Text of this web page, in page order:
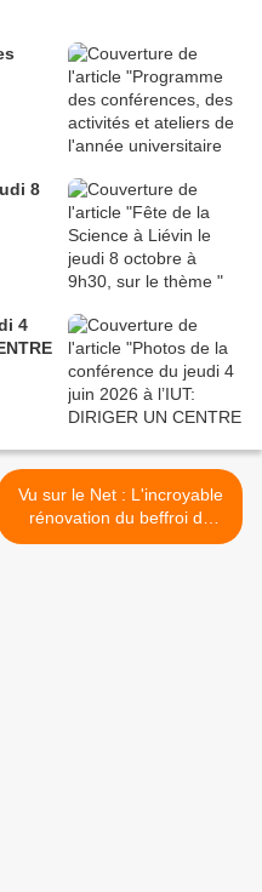
8
4
Vu sur le Net : L'incroyable
rénovation du beffroi de
Béthune >